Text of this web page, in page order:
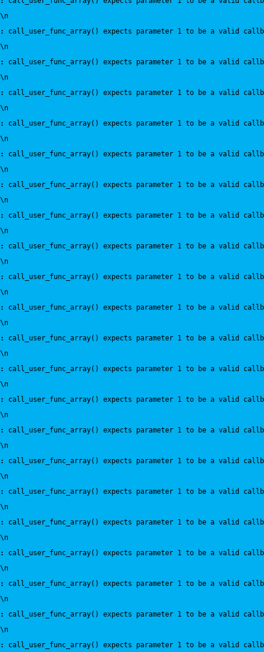
\n
:
call_user_func_array() expects parameter 1 to be a valid
\n
:
call_user_func_array() expects parameter 1 to be a valid
\n
:
call_user_func_array() expects parameter 1 to be a valid
\n
:
call_user_func_array() expects parameter 1 to be a valid
\n
:
call_user_func_array() expects parameter 1 to be a valid
\n
:
call_user_func_array() expects parameter 1 to be a valid
\n
:
call_user_func_array() expects parameter 1 to be a valid
\n
:
call_user_func_array() expects parameter 1 to be a valid
\n
:
call_user_func_array() expects parameter 1 to be a valid
\n
:
call_user_func_array() expects parameter 1 to be a valid
\n
:
call_user_func_array() expects parameter 1 to be a valid
\n
:
call_user_func_array() expects parameter 1 to be a valid
\n
:
call_user_func_array() expects parameter 1 to be a valid
\n
:
call_user_func_array() expects parameter 1 to be a valid
\n
:
call_user_func_array() expects parameter 1 to be a valid
\n
:
call_user_func_array() expects parameter 1 to be a valid
\n
:
call_user_func_array() expects parameter 1 to be a valid
\n
:
call_user_func_array() expects parameter 1 to be a valid
\n
:
call_user_func_array() expects parameter 1 to be a valid
\n
:
call_user_func_array() expects parameter 1 to be a valid
\n
:
call_user_func_array() expects parameter 1 to be a valid